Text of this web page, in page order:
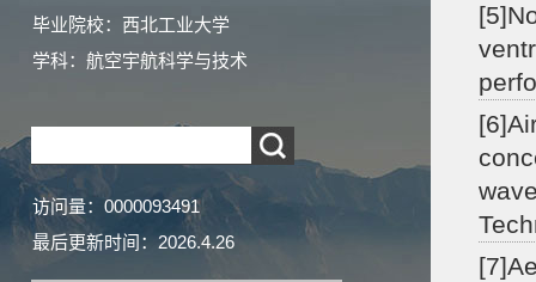
毕业院校：西北工业大学
学科：航空宇航科学与技术
访问量： 0000093491
最后更新时间： 2026.4.26